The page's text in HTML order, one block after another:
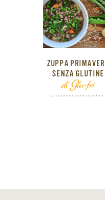
ZUPPA
SENZA GLUTINE
di Glu-fri